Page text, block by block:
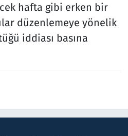
hafta gibi erken bir
düzenlemeye yönelik
iddiası basına